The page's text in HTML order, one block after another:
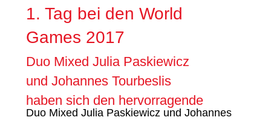
1. Tag bei den World
Games 2017
Duo Mixed Julia Paskiewicz
und Johannes Tourbeslis
haben sich den hervorragende
Duo Mixed Julia Paskiewicz und Johannes